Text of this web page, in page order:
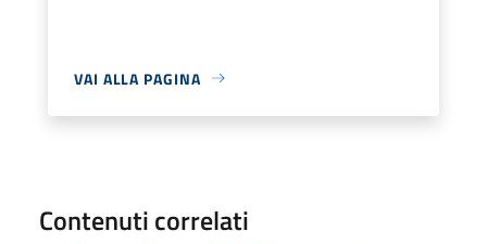
VAI ALLA PAGINA
Contenuti correlati